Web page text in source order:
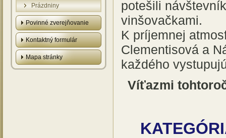
Prázdniny
Povinné zverejňovanie
Kontaktný formulár
Mapa stránky
potešili
vinšovačkami.
K príjemnej
Clementisová a
každého
Víťazmi